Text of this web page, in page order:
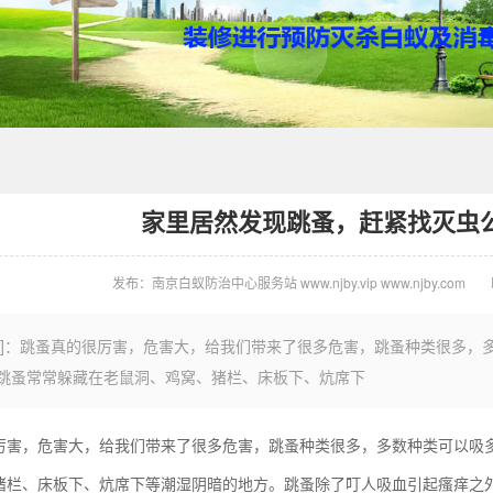
家里居然发现跳蚤，赶紧找灭虫
发布：南京白蚁防治中心服务站 www.njby.vip www.njby.com
跳蚤真的很厉害，危害大，给我们带来了很多危害，跳蚤种类很多
蚤常常躲藏在老鼠洞、鸡窝、猪栏、床板下、炕席下
害，危害大，给我们带来了很多危害，跳蚤种类很多，多数种类可以
栏、床板下、炕席下等潮湿阴暗的地方。跳蚤除了叮人吸血引起瘙痒